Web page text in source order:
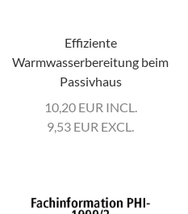
Effiziente
Warmwasserbereitung beim
Passivhaus
10,20 EUR INCL.
9,53 EUR EXCL.